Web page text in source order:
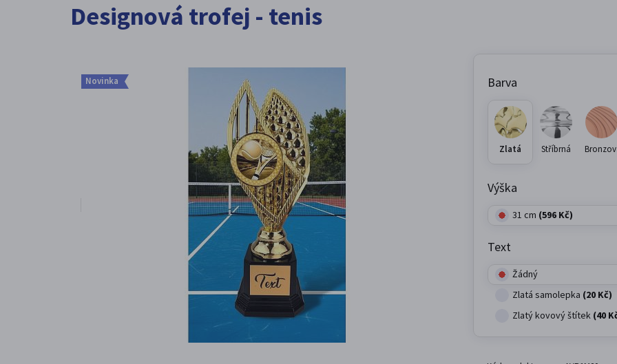
Designová trofej - tenis
Novinka Barva
Zlatá Stříbrná
Výška
31 cm (596 Kč)
Text
Žádný
Zlatá samolepka (20 Kč)
Zlatý kovový štítek (40